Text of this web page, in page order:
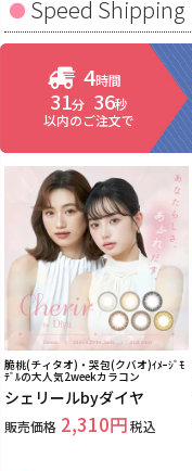
Speed Shipping
4時間
31分 35秒
以内のご注文で
脆桃(チィタオ)・哭包(クバオ)ｲﾒｰｼﾞﾓ
ﾃﾞﾙの大人気2weekカラコン
シェリールbyダイヤ
販売価格 2,310 税込